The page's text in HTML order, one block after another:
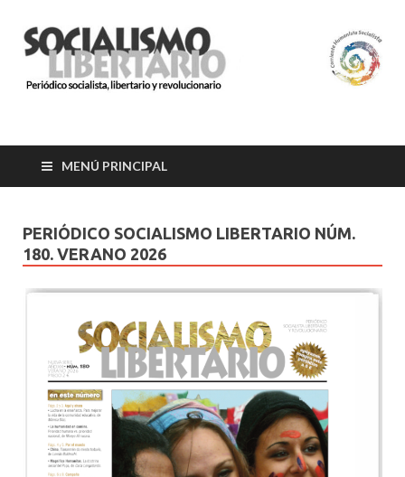
SOCIALISMO
LIBERTARIO
MENÚ PRINCIPAL
PERIÓDICO SOCIALISMO LIBERTARIO NÚM.
180. VERANO 2026